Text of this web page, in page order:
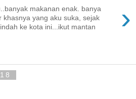
›
makanan enak. banya
khasnya yang aku suka, sejak
ke kota ini...ikut mantan